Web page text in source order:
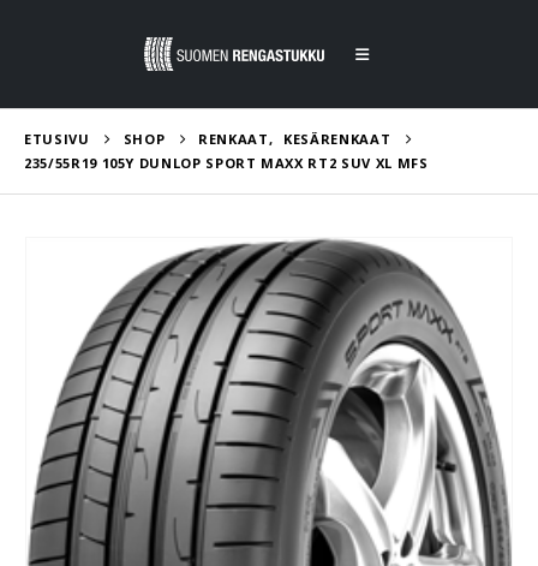
ETUSIVU SHOP RENKAAT,
KESÄRENKAAT
235/55R19 105Y DUNLOP SPORT MAXX RT2 SUV XL MFS